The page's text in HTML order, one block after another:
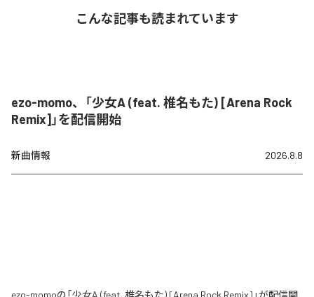
こんな記事も読まれています
ezo-momo、「少女A (feat. 椎名もた) [Arena Rock
Remix]」を配信開始
新曲情報 2026.8.8